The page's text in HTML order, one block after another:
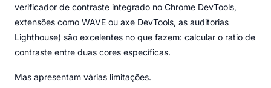
verificador de contraste integrado no Chrome DevTools,
extensões como WAVE ou axe DevTools, as auditorias
Lighthouse) são excelentes no que fazem: calcular o ratio de
contraste entre duas cores específicas.
Mas apresentam várias limitações.